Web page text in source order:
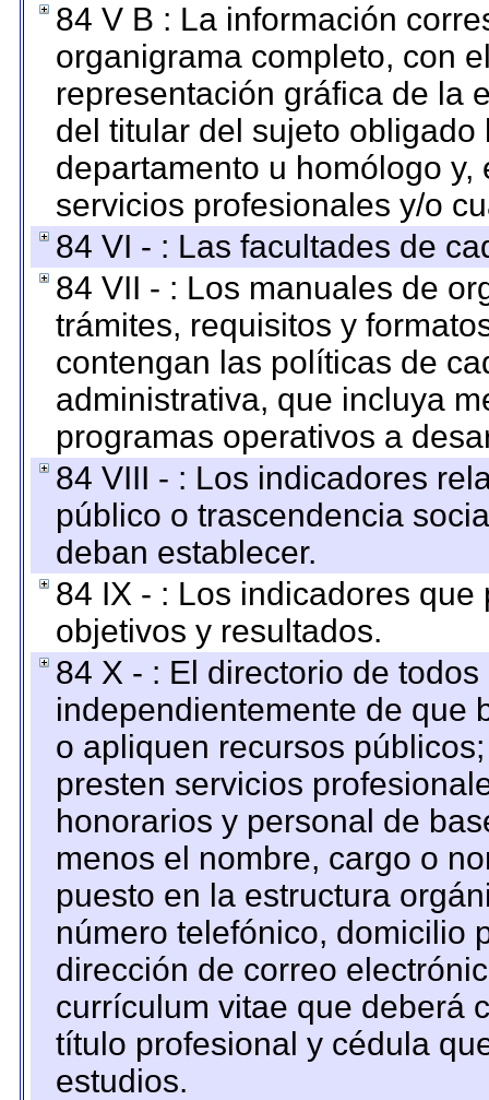
84 V B : La información
organigrama completo, con
representación gráfica de la
del titular del sujeto
departamento u homólogo
servicios profesionales y/o
84 VI - : Las facultades de
84 VII - : Los manuales de
trámites, requisitos y
contengan las políticas de
administrativa, que incluya
programas operativos a
84 VIII - : Los indicadores
público o trascendencia
deban establecer.
84 IX - : Los indicadores
objetivos y resultados.
84 X - : El directorio de
independientemente de que
o apliquen recursos
presten servicios
honorarios y personal de
menos el nombre, cargo o
puesto en la estructura
número telefónico, domicilio
dirección de correo
currículum vitae que deberá
título profesional y cédula
estudios.